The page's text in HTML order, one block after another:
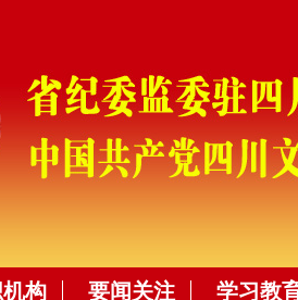
构 要闻关注 学习教